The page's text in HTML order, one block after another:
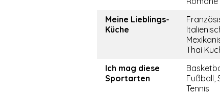
Meine Lieblings-
Küche
Thai
Ich mag diese
Sportarten
Fußball,
Tennis